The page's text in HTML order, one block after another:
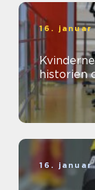
16. januar
historien
16. januar